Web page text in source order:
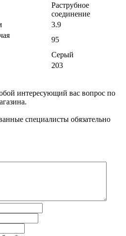
Раструбное
соединение
3.9
95
Серый
203
интересующий вас вопрос по
специалисты обязательно